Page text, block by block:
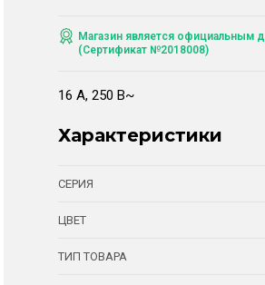
Магазин является официальным
(Сертификат №2018008)
16 А, 250 В~
Характеристики
СЕРИЯ
ЦВЕТ
ТИП ТОВАРА